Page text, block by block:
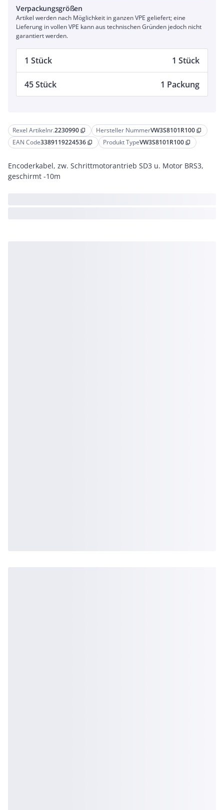
Rexel Artikelnr.2230990 content_copy Hersteller NummerVW3S8101R100 content_copy
EAN Code3389119224536 content_copy Produkt TypeVW3S8101R100 content_copy
Encoderkabel, zw. Schrittmotorantrieb SD3 u. Motor BRS3,
geschirmt -10m
Verpackungsgrößen
Artikel werden nach Möglichkeit in ganzen VPE geliefert; eine
Lieferung in vollen VPE kann aus technischen Gründen jedoch nicht
garantiert werden.
1 Stück 1 Stück
45 Stück 1 Packung